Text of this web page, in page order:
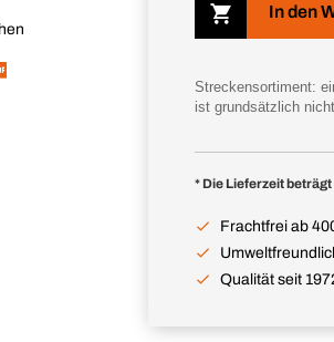
In den
Streckensortiment:
ist grundsätzlich
* Die Lieferzeit beträgt
Frachtfrei ab
Qualität seit